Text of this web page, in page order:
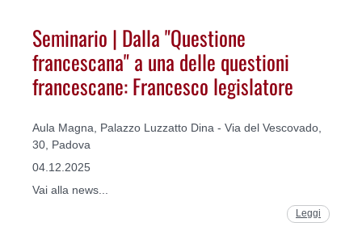
Seminario | Dalla "Questione
francescana" a una delle questioni
francescane: Francesco legislatore
Aula Magna, Palazzo Luzzatto Dina - Via del Vescovado,
30, Padova
04.12.2025
Vai alla news...
Leggi